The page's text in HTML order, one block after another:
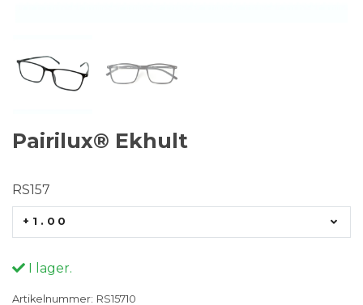
Pairilux® Ekhult
RS157
+1.00
I lager.
Artikelnummer: RS15710